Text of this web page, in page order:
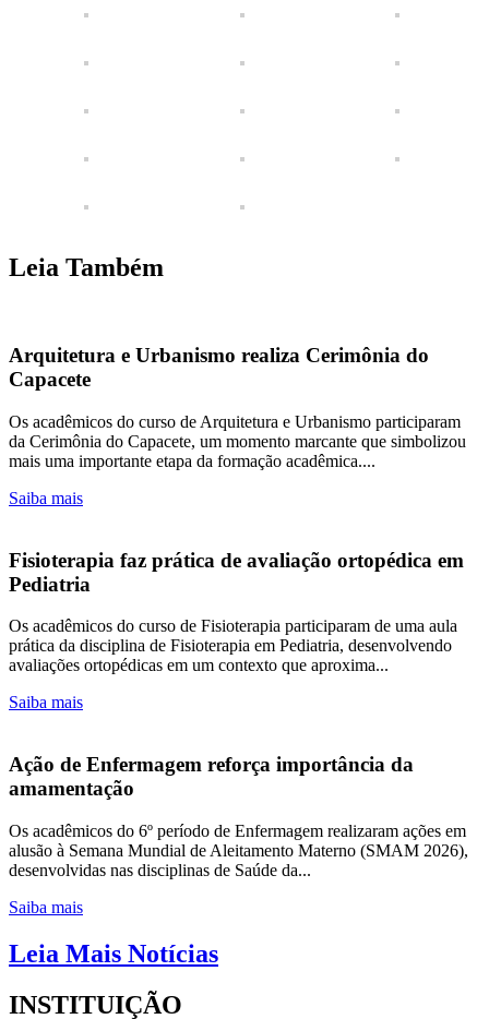
Leia Também
Arquitetura e Urbanismo realiza Cerimônia do
Capacete
Os acadêmicos do curso de Arquitetura e Urbanismo participaram
da Cerimônia do Capacete, um momento marcante que simbolizou
mais uma importante etapa da formação acadêmica....
Saiba mais
Fisioterapia faz prática de avaliação ortopédica em
Pediatria
Os acadêmicos do curso de Fisioterapia participaram de uma aula
prática da disciplina de Fisioterapia em Pediatria, desenvolvendo
avaliações ortopédicas em um contexto que aproxima...
Saiba mais
Ação de Enfermagem reforça importância da
amamentação
Os acadêmicos do 6º período de Enfermagem realizaram ações em
alusão à Semana Mundial de Aleitamento Materno (SMAM 2026),
desenvolvidas nas disciplinas de Saúde da...
Saiba mais
Leia Mais Notícias
INSTITUIÇÃO